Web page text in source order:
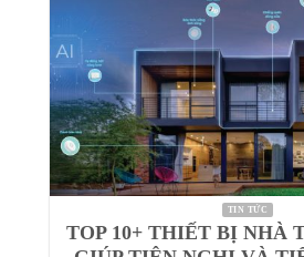
TIN TỨC
TOP 10+ THIẾT BỊ NHÀ